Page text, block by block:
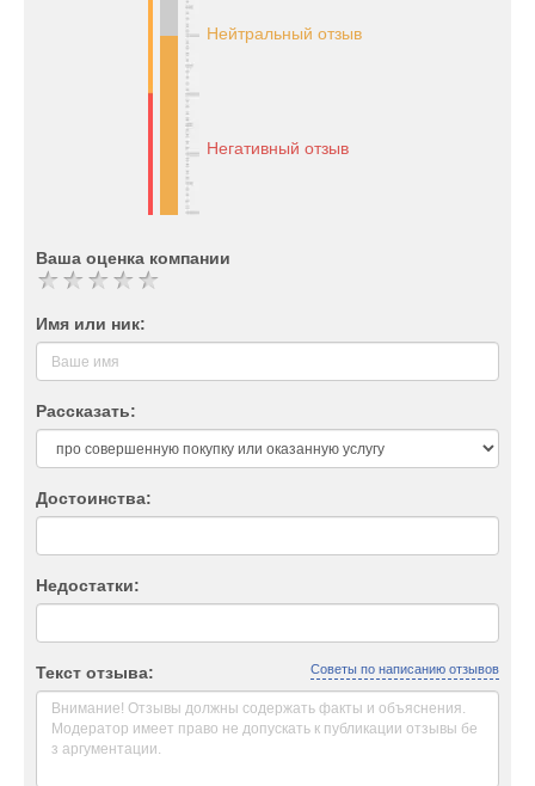
Нейтральный отзыв
Негативный отзыв
Ваша оценка компании
Имя или ник:
Рассказать:
Достоинства:
Недостатки:
Текст отзыва: Советы по написанию отзывов